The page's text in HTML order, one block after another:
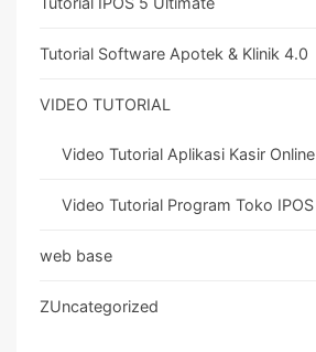
Tutorial Software Apotek & Klinik 4.0
VIDEO TUTORIAL
Video Tutorial Aplikasi Kasir Online
Video Tutorial Program Toko
web base
ZUncategorized